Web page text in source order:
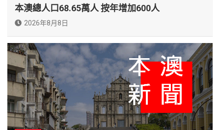
本澳總人口68.65萬人 按年增加600人
2026年8月8日